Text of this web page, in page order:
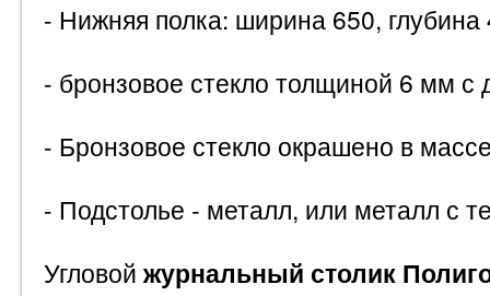
- Нижняя полка: ширина 650,
- бронзовое стекло толщиной 6 мм с
- Бронзовое стекло окрашено в
- Подстолье - металл, или металл с
Угловой журнальный столик